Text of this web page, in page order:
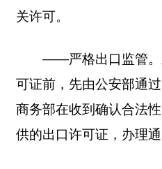
关许可。
——严格出口监管。
可证前，先由公安部通
商务部在收到确认合法
供的出口许可证，办理